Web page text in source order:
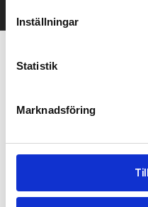
Inställningar
Statistik
Marknadsföring
Relaterade
Bästsäljare